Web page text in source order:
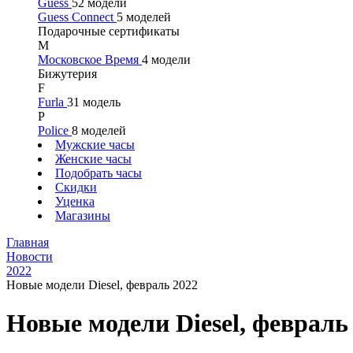
Guess 52 модели
Guess Connect 5 моделей
Подарочные сертификаты
М
Московское Время 4 модели
Бижутерия
F
Furla 31 модель
P
Police 8 моделей
Мужские часы
Женские часы
Подобрать часы
Скидки
Уценка
Магазины
Главная
Новости
2022
Новые модели Diesel, февраль 2022
Новые модели Diesel, февраль